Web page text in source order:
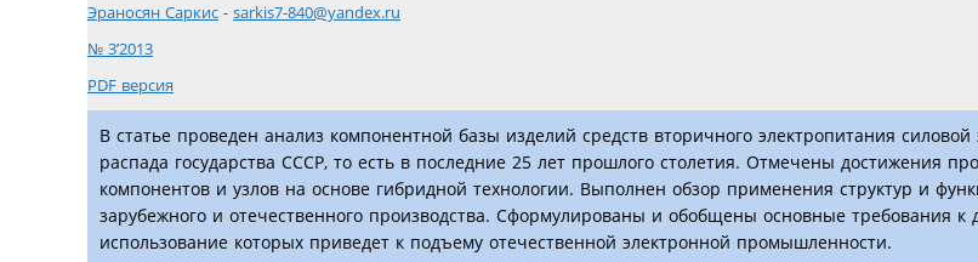
Эраносян Cаркис - sarkis7-840@yandex.ru
№ 3’2013
PDF версия
В статье проведен анализ компонентной базы изделий средств вторичного электропитания
распада государства СССР, то есть в последние 25 лет прошлого столетия. Отмечены достижения
компонентов и узлов на основе гибридной технологии. Выполнен обзор применения структур и
зарубежного и отечественного производства. Сформулированы и обобщены основные требования к
использование которых приведет к подъему отечественной электронной промышленности.